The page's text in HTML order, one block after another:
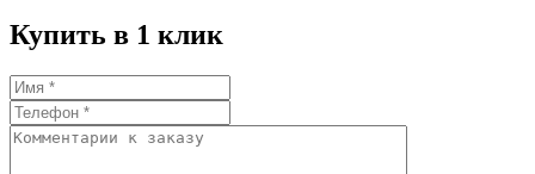
Купить в 1 клик